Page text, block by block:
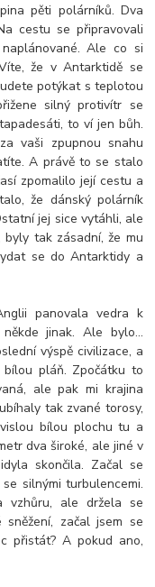
pěti polárníků. Dva
cestu se připravovali
Ale co si
že v Antarktidě se
potýkat s teplotou
silný protivítr se
to ví jen bůh.
vaši zpupnou snahu
A právě to se stalo
zpomalilo její cestu a
že dánský polárník
jej sice vytáhli, ale
tak zásadní, že mu
se do Antarktidy a
panovala vedra k
jinak. Ale bylo…
výspě civilizace, a
pláň. Zpočátku to
ale pak mi krajina
tak zvané torosy,
bílou plochu tu a
dva široké, ale jiné v
skončila. Začal se
silnými turbulencemi.
vzhůru, ale držela se
začal jsem se
přistát? A pokud ano,